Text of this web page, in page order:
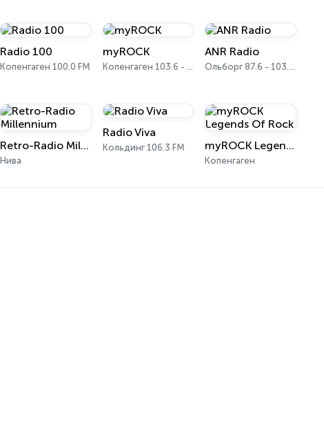
Radio 100
Копенгаген 100.0 FM
myROCK
Копенгаген 103.6 - 105.6 FM
ANR Radio
Ольборг 87.6 - 103.8 FM
Retro-Radio Millennium
Нива
Radio Viva
Кольдинг 106.3 FM myROCK Legends Of Rock
Копенгаген